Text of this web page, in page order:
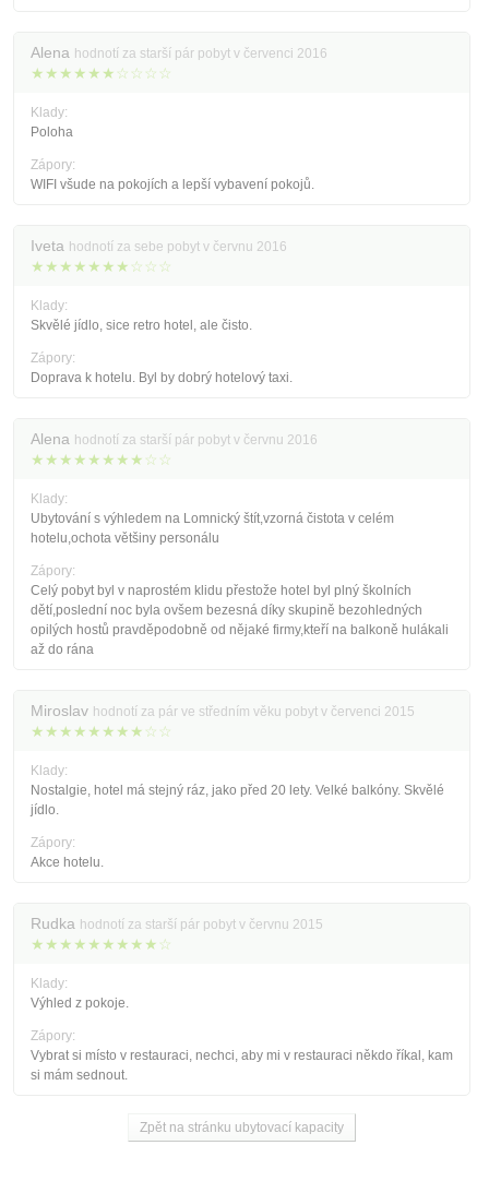
Alena hodnotí za starší pár pobyt v červenci 2016
★★★★★★☆☆☆☆
Klady:
Poloha
Zápory:
WIFI všude na pokojích a lepší vybavení pokojů.
Iveta hodnotí za sebe pobyt v červnu 2016
★★★★★★★☆☆☆
Klady:
Skvělé jídlo, sice retro hotel, ale čisto.
Zápory:
Doprava k hotelu. Byl by dobrý hotelový taxi.
Alena hodnotí za starší pár pobyt v červnu 2016
★★★★★★★★☆☆
Klady:
Ubytování s výhledem na Lomnický štít,vzorná čistota v celém
hotelu,ochota většiny personálu
Zápory:
Celý pobyt byl v naprostém klidu přestože hotel byl plný školních
dětí,poslední noc byla ovšem bezesná díky skupině bezohledných
opilých hostů pravděpodobně od nějaké firmy,kteří na balkoně hulákali
až do rána
Miroslav hodnotí za pár ve středním věku pobyt v červenci 2015
★★★★★★★★☆☆
Klady:
Nostalgie, hotel má stejný ráz, jako před 20 lety. Velké balkóny. Skvělé
jídlo.
Zápory:
Akce hotelu.
Rudka hodnotí za starší pár pobyt v červnu 2015
★★★★★★★★★☆
Klady:
Výhled z pokoje.
Zápory:
Vybrat si místo v restauraci, nechci, aby mi v restauraci někdo říkal, kam
si mám sednout.
Zpět na stránku ubytovací kapacity